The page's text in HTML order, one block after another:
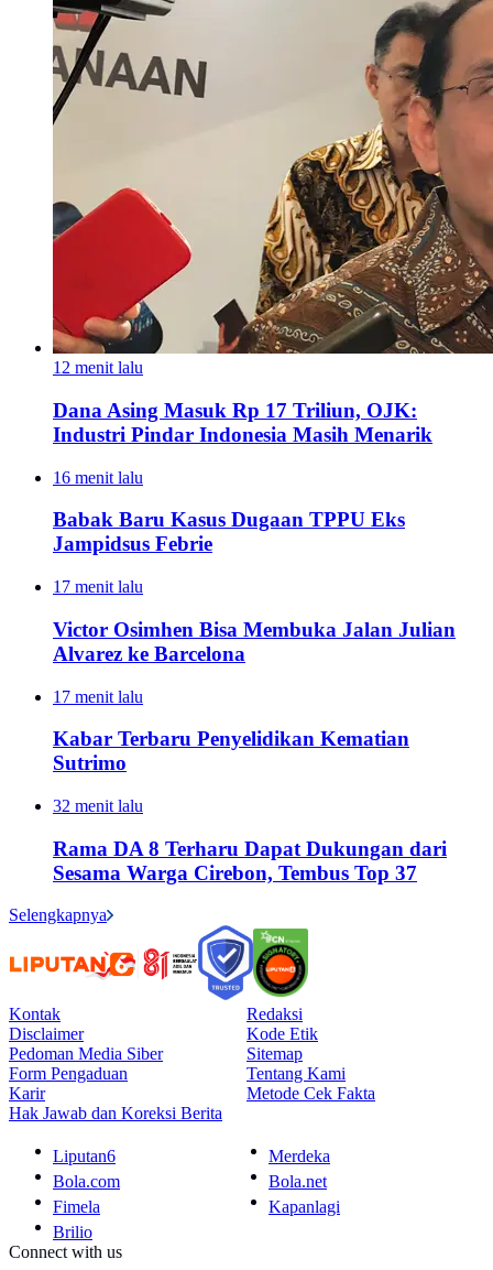
12 menit lalu
Dana Asing Masuk Rp 17 Triliun, OJK:
Industri Pindar Indonesia Masih Menarik
16 menit lalu
Babak Baru Kasus Dugaan TPPU Eks
Jampidsus Febrie
17 menit lalu
Victor Osimhen Bisa Membuka Jalan Julian
Alvarez ke Barcelona
17 menit lalu
Kabar Terbaru Penyelidikan Kematian
Sutrimo
32 menit lalu
Rama DA 8 Terharu Dapat Dukungan dari
Sesama Warga Cirebon, Tembus Top 37
Selengkapnya
Kontak
Redaksi
Disclaimer
Kode Etik
Pedoman Media Siber
Sitemap
Form Pengaduan
Tentang Kami
Karir
Metode Cek Fakta
Hak Jawab dan Koreksi Berita
Liputan6
Merdeka
Bola.com
Bola.net
Fimela
Kapanlagi
Brilio
Connect with us